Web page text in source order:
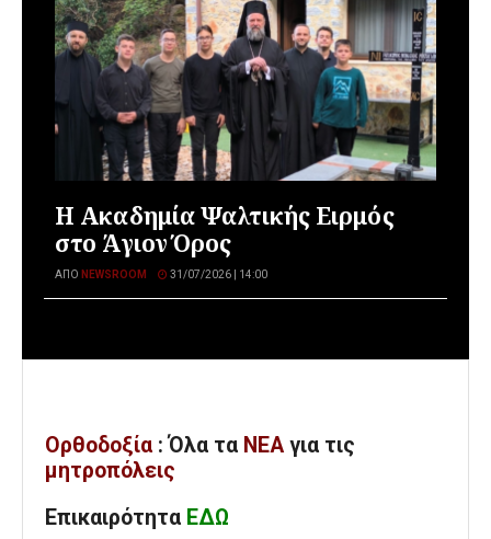
Η Ακαδημία Ψαλτικής Ειρμός
στο Άγιον Όρος
ΑΠΌ NEWSROOM 31/07/2026 | 14:00
Ορθοδοξία : Όλα τα ΝΕΑ για τις
μητροπόλεις
Επικαιρότητα ΕΔΩ